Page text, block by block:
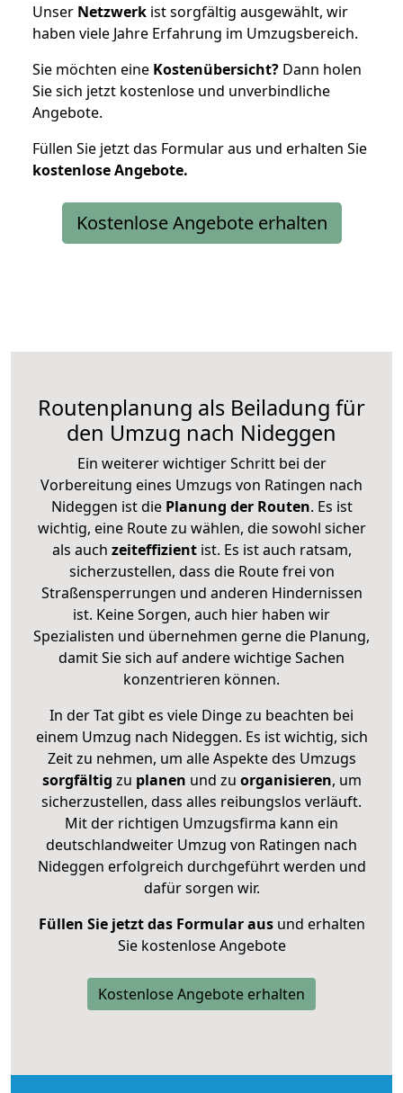
Unser Netzwerk ist sorgfältig ausgewählt, wir
haben viele Jahre Erfahrung im Umzugsbereich.
Sie möchten eine Kostenübersicht? Dann holen
Sie sich jetzt kostenlose und unverbindliche
Angebote.
Füllen Sie jetzt das Formular aus und erhalten Sie
kostenloseAngebote.
Kostenlose Angebote erhalten
Routenplanung als Beiladung für
den Umzug nach Nideggen
Ein weiterer wichtiger Schritt bei der
Vorbereitung eines Umzugs von Ratingen nach
Nideggen ist diePlanung der Routen. Es ist
wichtig, eine Route zu wählen, die sowohl sicher
als auch zeiteffizientist. Es ist auch ratsam,
sicherzustellen, dass die Route frei von
Straßensperrungen und anderen Hindernissen
ist. Keine Sorgen, auch hier haben wir
Spezialisten und übernehmen gerne die Planung,
damit Sie sich auf andere wichtige Sachen
konzentrieren können.
In der Tat gibt es viele Dinge zu beachten bei
einem Umzug nach Nideggen. Es ist wichtig, sich
Zeit zu nehmen, um alle Aspekte des Umzugs
sorgfältig zu planen und zu organisieren, um
sicherzustellen, dass alles reibungslos verläuft.
Mit der richtigen Umzugsfirma kann ein
deutschlandweiter Umzug von Ratingen nach
Nideggen erfolgreich durchgeführt werden und
dafür sorgen wir.
Füllen Sie jetzt das Formular ausund erhalten
Sie kostenlose Angebote
Kostenlose Angebote erhalten